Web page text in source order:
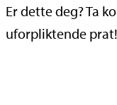
Er dette deg? Ta
uforpliktende prat!